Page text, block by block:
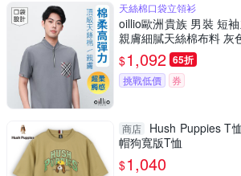
天絲棉口袋立領衫
oillio歐洲貴族 男裝 短
親膚細膩天絲棉布料 灰
$1,092 65折
挑戰低價 券
商店
Hush Puppies T
帽狗寬版T恤
$1,040